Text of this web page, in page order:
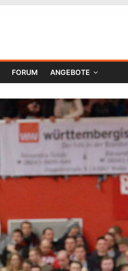
FORUM ANGEBOTE